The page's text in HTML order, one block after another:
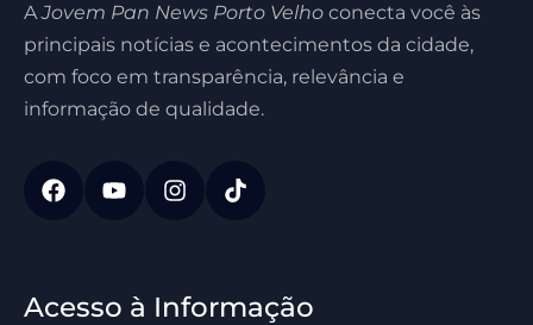
AJovem Pan News Porto Velho conecta você às
principais notícias e acontecimentos da cidade,
com foco em transparência, relevância e
informação de qualidade.
Acesso à Informação